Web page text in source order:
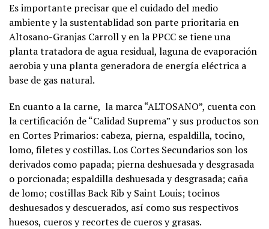
Es importante precisar que el cuidado del medio
ambiente y la sustentablidad son parte prioritaria en
Altosano-Granjas Carroll y en la PPCC se tiene una
planta tratadora de agua residual, laguna de evaporación
aerobia y una planta generadora de energía eléctrica a
base de gas natural.
En cuanto a la carne, la marca “ALTOSANO”, cuenta con
la certificación de “Calidad Suprema” y sus productos son
en Cortes Primarios: cabeza, pierna, espaldilla, tocino,
lomo, filetes y costillas. Los Cortes Secundarios son los
derivados como papada; pierna deshuesada y desgrasada
o porcionada; espaldilla deshuesada y desgrasada; caña
de lomo; costillas Back Rib y Saint Louis; tocinos
deshuesados y descuerados, así como sus respectivos
huesos, cueros y recortes de cueros y grasas.